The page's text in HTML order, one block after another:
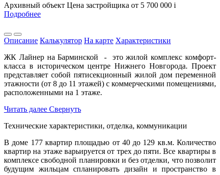
Архивный объект Цена застройщика от 5 700 000 i
Подробнее
Описание Калькулятор На карте Характеристики
ЖК Лайнер на Барминской - это жилой комплекс комфорт-
класса в историческом центре Нижнего Новгорода. Проект
представляет собой пятисекционный жилой дом переменной
этажности (от 8 до 11 этажей) с коммерческими помещениями,
расположенными на 1 этаже.
Читать далее Свернуть
Технические характеристики, отделка, коммуникации
В доме 177 квартир площадью от 40 до 129 кв.м. Количество
квартир на этаже варьируется от трех до пяти. Все квартиры в
комплексе свободной планировки и без отделки, что позволит
будущим жильцам спланировать дизайн и пространство в